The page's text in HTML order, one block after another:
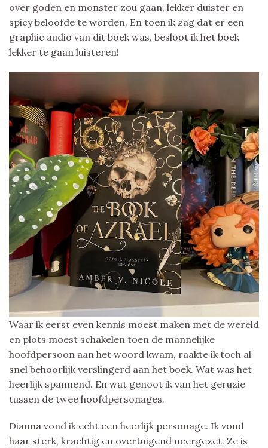
over goden en monster zou gaan, lekker duister en
spicy beloofde te worden. En toen ik zag dat er een
graphic audio van dit boek was, besloot ik het boek
lekker te gaan luisteren!
Waar ik eerst even kennis moest maken met de wereld
en plots moest schakelen toen de mannelijke
hoofdpersoon aan het woord kwam, raakte ik toch al
snel behoorlijk verslingerd aan het boek. Wat was het
heerlijk spannend. En wat genoot ik van het geruzie
tussen de twee hoofdpersonages.
Dianna vond ik echt een heerlijk personage. Ik vond
haar sterk, krachtig en overtuigend neergezet. Ze is